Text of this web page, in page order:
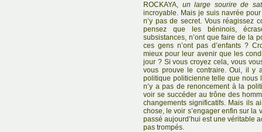
ROCKAYA, un large sourire de
incroyable. Mais je suis navrée
n’y pas de secret. Vous réagissez
pensez que les béninois,
subsistances, n’ont que faire de la
ces gens n’ont pas d’enfants ?
mieux pour leur avenir que les
jour ? Si vous croyez cela, vous
vous prouve le contraire. Oui, il y
politique politicienne telle que nous
n’y a pas de renoncement à la
voir se succéder au trône des
changements significatifs. Mais ils
chose, le voir s’engager enfin sur la
passé aujourd’hui est une véritable
pas trompés.